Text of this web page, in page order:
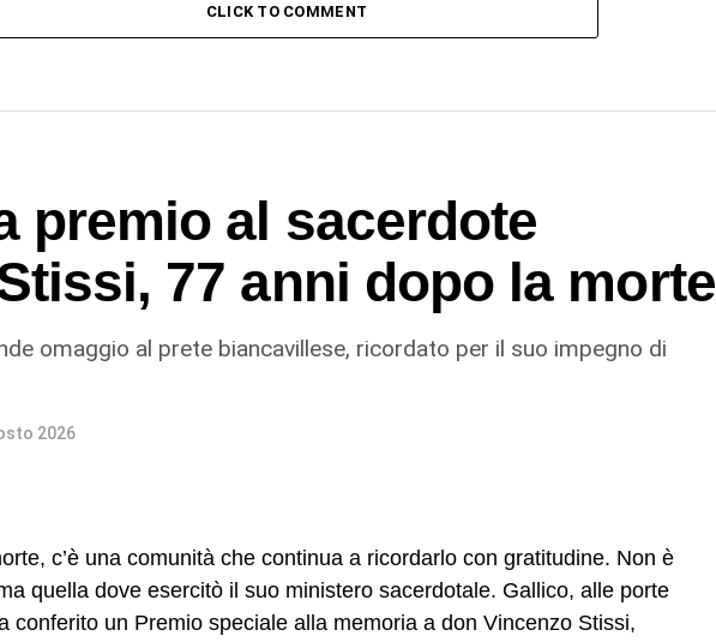
CLICK TO COMMENT
premio al sacerdote
77 anni dopo la morte
omaggio al prete biancavillese, ricordato per il suo impegno di
2026
c’è una comunità che continua a ricordarlo con gratitudine. Non è
quella dove esercitò il suo ministero sacerdotale. Gallico, alle porte
conferito un Premio speciale alla memoria a don Vincenzo Stissi,